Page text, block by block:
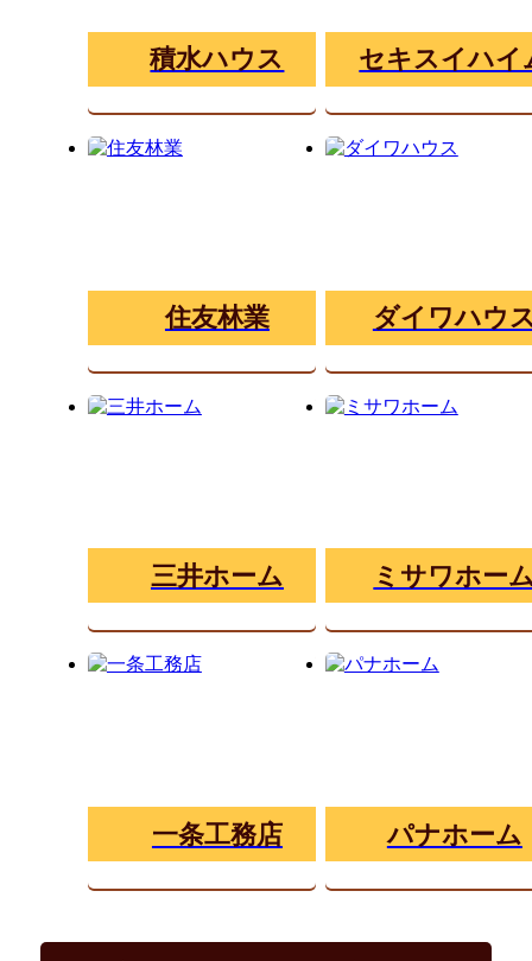
積水ハウス セキスイハイ
住友林業 ダイワハウ
三井ホーム ミサワホー
一条工務店 パナホーム